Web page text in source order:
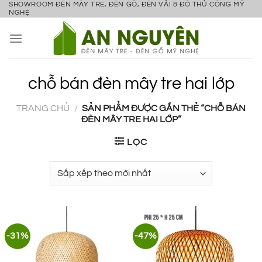
Bỏ
nội
SHOWROOM ĐÈN MÂY TRE, ĐÈN GỖ, ĐÈN VẢI & ĐỒ THỦ CÔNG MỸ
NGHỆ
chỗ bán đèn mây tre hai lớp
TRANG CHỦ / SẢN PHẨM ĐƯỢC GẮN THẺ “CHỖ BÁN
ĐÈN MÂY TRE HAI LỚP”
LỌC
-31% -47%